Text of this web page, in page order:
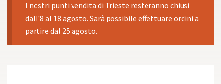
I nostri punti vendita di Trieste resteranno chiusi
dall'8 al 18 agosto. Sarà possibile effettuare ordini a
partire dal 25 agosto.